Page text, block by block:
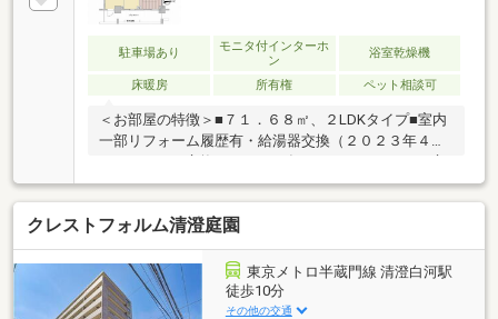
駐車場あり
モニタ付インターホ
ン
浴室乾燥機
床暖房 所有権 ペット相談可
＜お部屋の特徴＞■７１．６８㎡、２LDKタイプ■室内
一部リフォーム履歴有・給湯器交換（２０２３年４
換（２０１８年頃）■東向き（運河向き）につき眺
望、採光良好■洋室１にはお洋服の収納に便利なウォ
ークインクローゼット■お料理の際に便利なディスポ
ーザー付＜マンションの特徴＞◆３駅４路線利用可能
有楽町線「豊洲」駅徒歩７分、ゆりかもめ「豊洲」駅
徒歩１４分、京葉線「越中島」駅徒歩１２分、東西線
「門前仲町」駅徒歩１９分◆充実の共用施設（フィッ
クレストフォルム清澄庭園
東京メトロ半蔵門線 清澄白河駅
徒歩10分
その他の交通